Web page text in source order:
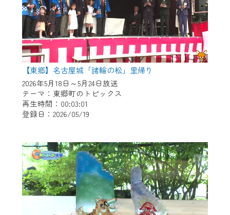
【東郷】名古屋城「諸輪の松」里帰り
2026年5月18日～5月24日放送
テーマ：東郷町のトピックス
再生時間：00:03:01
登録日：2026/05/19